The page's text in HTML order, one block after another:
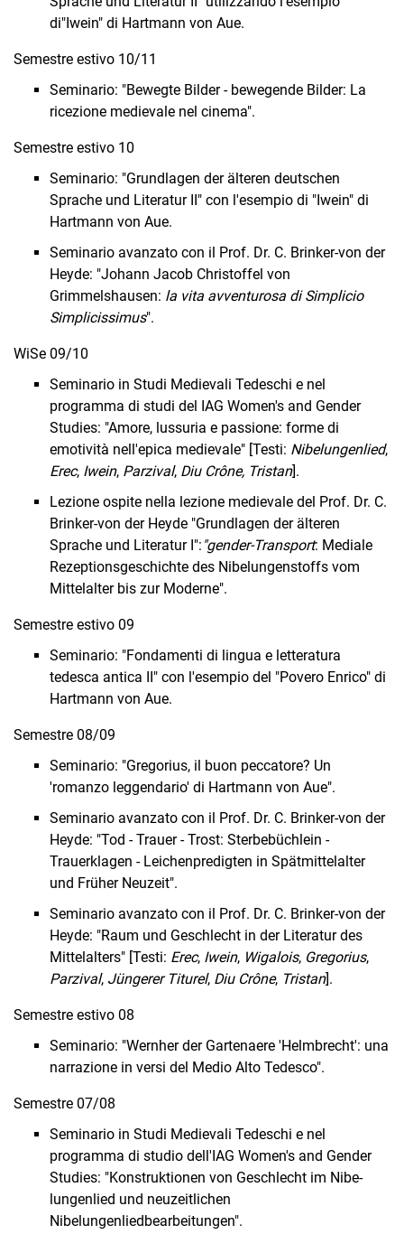
di"Iwein" di Hartmann von Aue.
Semestre estivo 10/11
Seminario: "Bewegte Bilder - bewegende Bilder: La
ricezione medievale nel cinema".
Semestre estivo 10
Seminario: "Grundlagen der älteren deutschen
Sprache und Literatur II" con l'esempio di "Iwein" di
Hartmann von Aue.
Seminario avanzato con il Prof. Dr. C. Brinker-von der
Heyde: "Johann Jacob Chris­toffel von
Grimmelshausen: la vita avventurosa di Simplicio
Simplicissimus".
WiSe 09/10
Seminario in Studi Medievali Tedeschi e nel
programma di studi del IAG Women's and Gender
Studies: "Amore, lussuria e passione: forme di
emotività nell'epica medievale" [Testi: Nibelungenlied,
Erec, Iwein, Parzival, Diu Crône, Tristan].
Lezione ospite nella lezione medievale del Prof. Dr. C.
Brinker-von der Heyde "Grundlagen der älteren
Sprache und Literatur I": "gender-Transport: Mediale
Rezep­tionsgeschichte des Nibelungenstoffs vom
Mittelalter bis zur Moderne".
Semestre estivo 09
Seminario: "Fondamenti di lingua e letteratura
tedesca antica II" con l'esempio del "Povero Enrico" di
Hartmann von Aue.
Semestre 08/09
Seminario: "Gregorius, il buon peccatore? Un
'romanzo leggendario' di Hartmann von Aue".
Seminario avanzato con il Prof. Dr. C. Brinker-von der
Heyde: "Tod - Trauer - Trost: Sterbebüchlein -
Trauerklagen - Leichenpredigten in Spätmittelalter
und Früher Neuzeit".
Seminario avanzato con il Prof. Dr. C. Brinker-von der
Heyde: "Raum und Geschlecht in der Literatur des
Mittelalters" [Testi: Erec, Iwein, Wigalois, Gregorius,
Parzival, Jüngerer Titurel, Diu Crône, Tristan].
Semestre estivo 08
Seminario: "Wernher der Gartenaere 'Helmbrecht': una
narrazione in versi del Medio Alto Tedesco".
Semestre 07/08
Seminario in Studi Medievali Tedeschi e nel
programma di studio dell'IAG Women's and Gender
Studies: "Konstruktionen von Geschlecht im Nibe­
lungenlied und neuzeitlichen
Nibelungenliedbearbeitungen".